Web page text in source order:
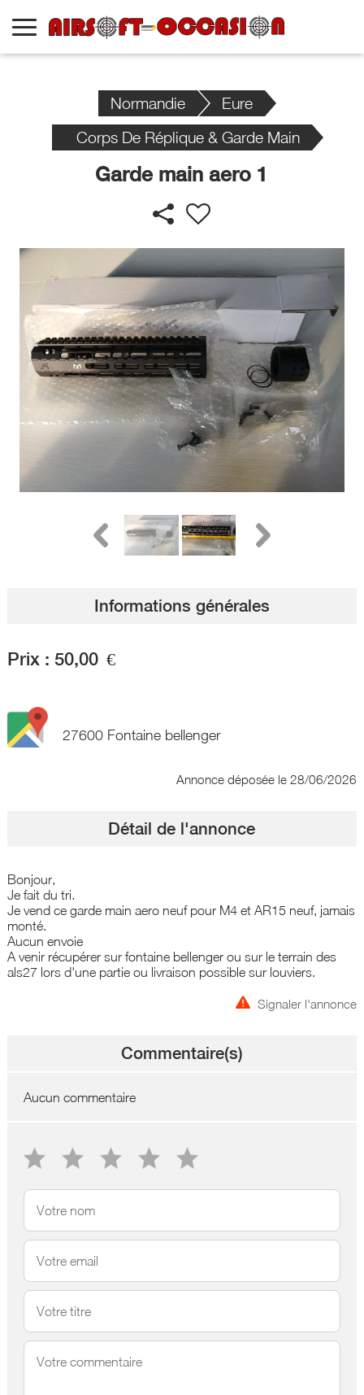
Normandie
Eure
Corps De Réplique & Garde Main
Garde main aero 1
Informations générales
Prix : 50,00 €
27600 Fontaine bellenger
Annonce déposée le 28/06/2026
Détail de l'annonce
Bonjour,
Je fait du tri.
Je vend ce garde main aero neuf pour M4 et AR15 neuf, jamais
monté.
Aucun envoie
A venir récupérer sur fontaine bellenger ou sur le terrain des
als27 lors d'une partie ou livraison possible sur louviers.
Signaler l'annonce
Commentaire(s)
Aucun commentaire